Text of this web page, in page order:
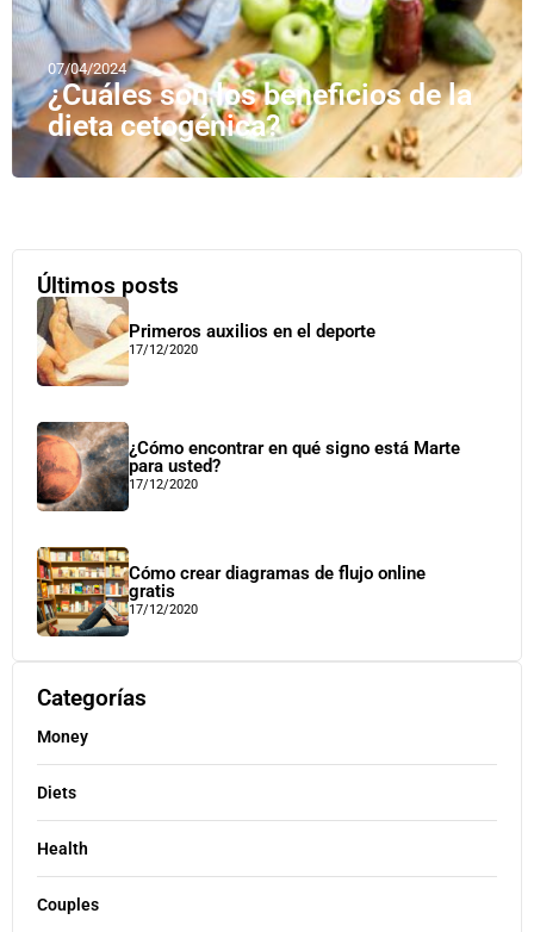
07/04/2024
¿Cuáles son los beneficios de la
dieta cetogénica?
Últimos posts
Primeros auxilios en el deporte
17/12/2020
¿Cómo encontrar en qué signo está Marte
para usted?
17/12/2020
Cómo crear diagramas de flujo online
gratis
17/12/2020
Categorías
Money
Diets
Health
Couples